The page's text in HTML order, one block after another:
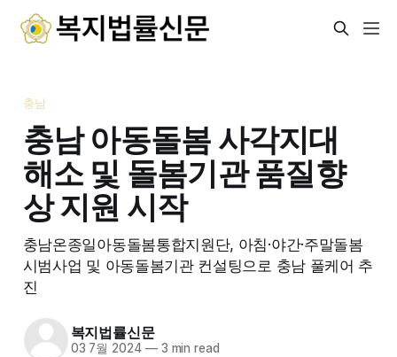
충남
충남 아동돌봄 사각지대
해소 및 돌봄기관 품질향
상 지원 시작
충남온종일아동돌봄통합지원단, 아침·야간·주말돌봄
시범사업 및 아동돌봄기관 컨설팅으로 충남 풀케어 추
진
복지법률신문
03 7월 2024 —3 min read